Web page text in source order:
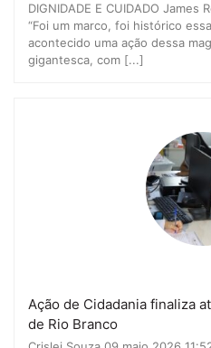
DIGNIDADE E CUIDADO James
“Foi um marco, foi histórico
acontecido uma ação dessa
gigantesca, com [...]
Ação de Cidadania finaliza
de Rio Branco